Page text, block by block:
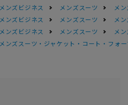
メンズビジネス メンズスーツ
メ
メンズビジネス メンズスーツ
メ
メンズビジネス メンズスーツ
メ
メンズスーツ・ジャケット・コート・フォ